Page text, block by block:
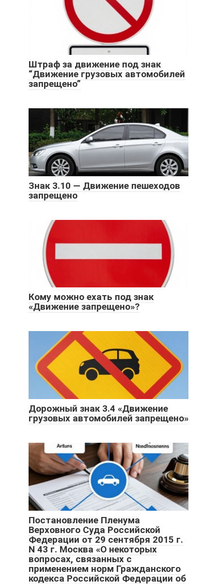
Штраф за движение под знак
“Движение грузовых автомобилей
запрещено”
Знак 3.10 — Движение пешеходов
запрещено
Кому можно ехать под знак
«Движение запрещено»?
Дорожный знак 3.4 «Движение
грузовых автомобилей запрещено»
Постановление Пленума
Верховного Суда Российской
Федерации от 29 сентября 2015 г.
N 43 г. Москва «О некоторых
вопросах, связанных с
применением норм Гражданского
кодекса Российской Федерации об